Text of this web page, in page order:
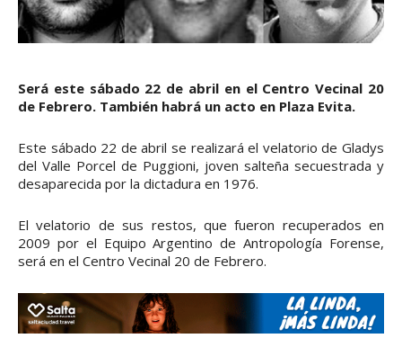
Será este sábado 22 de abril en el Centro Vecinal 20
de Febrero. También habrá un acto en Plaza Evita.
Este sábado 22 de abril se realizará el velatorio de Gladys
del Valle Porcel de Puggioni, joven salteña secuestrada y
desaparecida por la dictadura en 1976.
El velatorio de sus restos, que fueron recuperados en
2009 por el Equipo Argentino de Antropología Forense,
será en el Centro Vecinal 20 de Febrero.